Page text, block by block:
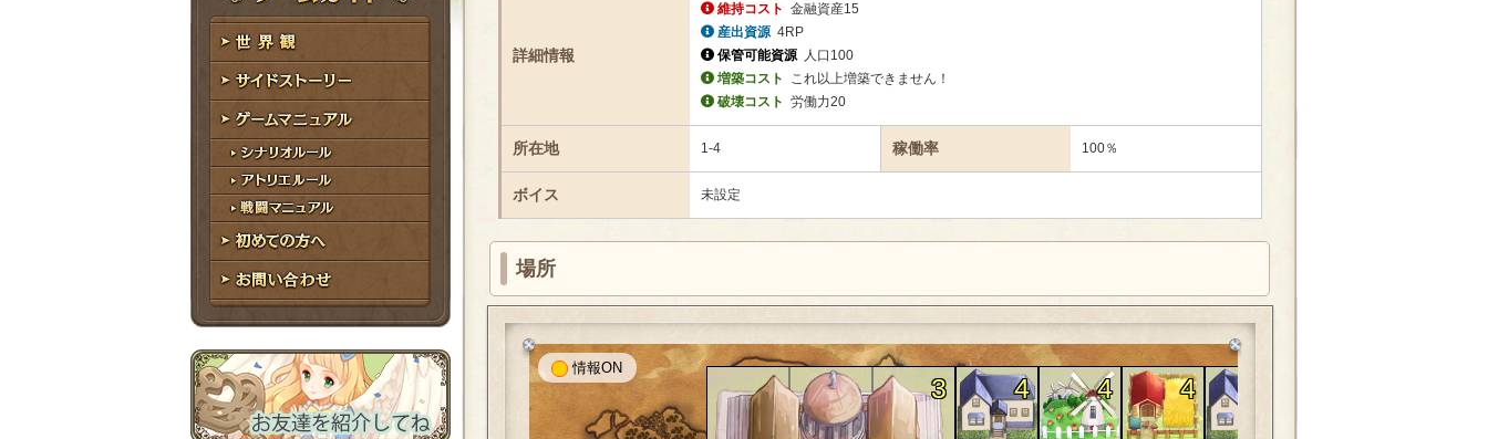
レ
ス
ド
ゲームガイド
世界観
サイドストーリー
ゲームマニュアル
シナリオルール
アトリエルール
戦闘マニュアル
初めての方へ
お問い合わせ
詳細情報
維持コスト 金融資産15
産出資源 4RP
保管可能資源
人口100
増築コスト
これ以上増築できません！
破壊コスト 労働力20
所在地 1-4 稼働率 100％
ボイス 未設定
場所
3 4 4 4
情報